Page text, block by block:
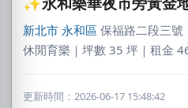
新北市 永和區 保福路二段三號
休閒育樂｜坪數 35 坪｜租金
更新時間：2026-06-17 15:48:42